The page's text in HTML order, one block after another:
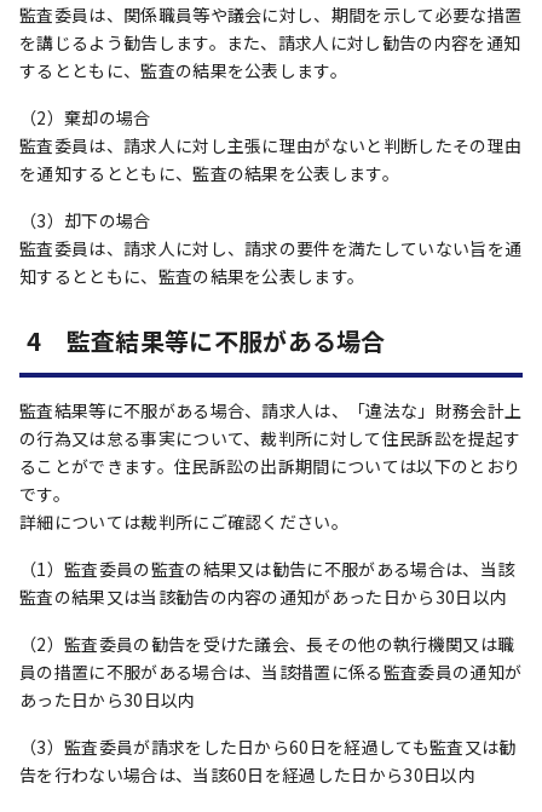
監査委員は、関係職員等や議会に対し、期間を示して必要な措置
を講じるよう勧告します。また、請求人に対し勧告の内容を通知
するとともに、監査の結果を公表します。
（2）棄却の場合
監査委員は、請求人に対し主張に理由がないと判断したその理由
を通知するとともに、監査の結果を公表します。
（3）却下の場合
監査委員は、請求人に対し、請求の要件を満たしていない旨を通
知するとともに、監査の結果を公表します。
4 監査結果等に不服がある場合
監査結果等に不服がある場合、請求人は、「違法な」財務会計上
の行為又は怠る事実について、裁判所に対して住民訴訟を提起す
ることができます。住民訴訟の出訴期間については以下のとおり
です。
詳細については裁判所にご確認ください。
（1）監査委員の監査の結果又は勧告に不服がある場合は、当該
監査の結果又は当該勧告の内容の通知があった日から30日以内
（2）監査委員の勧告を受けた議会、長その他の執行機関又は職
員の措置に不服がある場合は、当該措置に係る監査委員の通知が
あった日から30日以内
（3）監査委員が請求をした日から60日を経過しても監査又は勧
告を行わない場合は、当該60日を経過した日から30日以内